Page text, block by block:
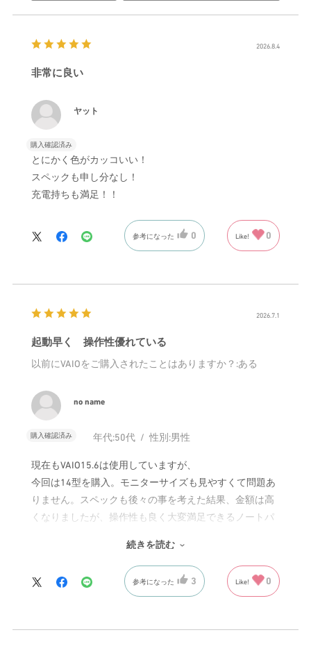
2026.8.4
非常に良い
ヤット
購入確認済み
とにかく色がカッコいい！
スペックも申し分なし！
充電持ちも満足！！
参考になった 0 Like! 0
2026.7.1
起動早く 操作性優れている
以前にVAIOをご購入されたことはありますか？ :ある
no name
購入確認済み 年代:50代 性別:男性
現在もVAIO15.6は使用していますが、
今回は14型を購入。モニターサイズも見やすくて問題あ
りません。スペックも後々の事を考えた結果、金額は高
くなりましたが、操作性も良く大変満足できるノートパ
さらに持ち運びも楽になりました。あとは耐久性に期待
続きを読む
参考になった 3 Like! 0